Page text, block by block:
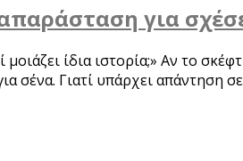
για
μοιάζει ίδια ιστορία;» Αν το
σένα. Γιατί υπάρχει